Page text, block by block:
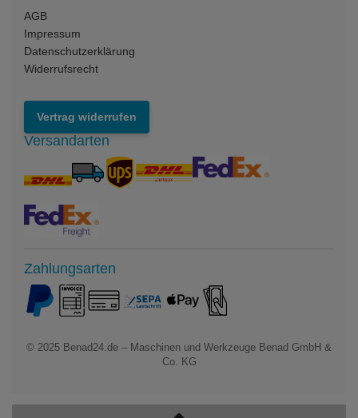
AGB
Impressum
Datenschutzerklärung
Widerrufsrecht
Vertrag widerrufen
Versandarten
Zahlungsarten
© 2025 Benad24.de – Maschinen und Werkzeuge Benad GmbH &
Co. KG